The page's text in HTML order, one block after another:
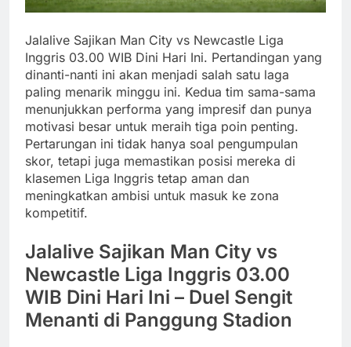
Jalalive Sajikan Man City vs Newcastle Liga
Inggris 03.00 WIB Dini Hari Ini. Pertandingan yang
dinanti-nanti ini akan menjadi salah satu laga
paling menarik minggu ini. Kedua tim sama-sama
menunjukkan performa yang impresif dan punya
motivasi besar untuk meraih tiga poin penting.
Pertarungan ini tidak hanya soal pengumpulan
skor, tetapi juga memastikan posisi mereka di
klasemen Liga Inggris tetap aman dan
meningkatkan ambisi untuk masuk ke zona
kompetitif.
Jalalive Sajikan Man City vs
Newcastle Liga Inggris 03.00
WIB Dini Hari Ini – Duel Sengit
Menanti di Panggung Stadion